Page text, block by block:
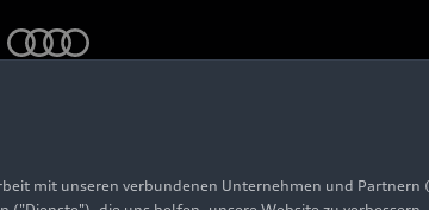
mit unseren verbundenen Unternehmen und